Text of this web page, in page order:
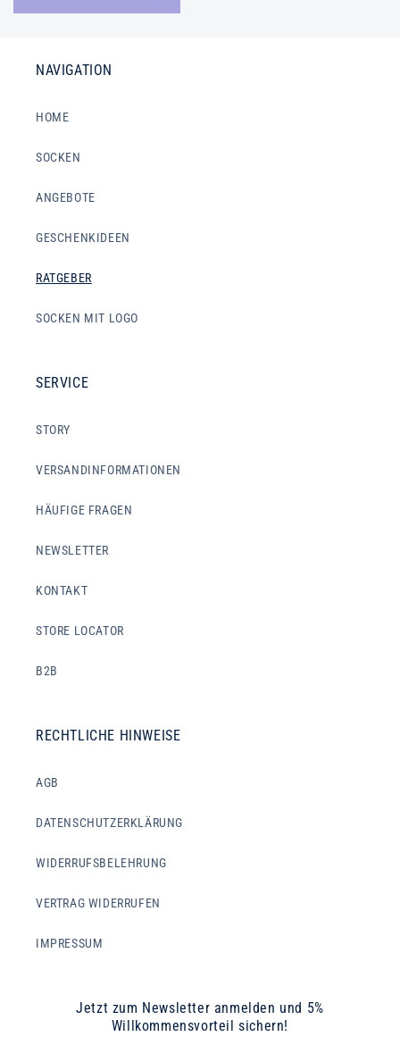
NAVIGATION
HOME
SOCKEN
ANGEBOTE
GESCHENKIDEEN
RATGEBER
SOCKEN MIT LOGO
SERVICE
STORY
VERSANDINFORMATIONEN
HÄUFIGE FRAGEN
NEWSLETTER
KONTAKT
STORE LOCATOR
B2B
RECHTLICHE HINWEISE
AGB
DATENSCHUTZERKLÄRUNG
WIDERRUFSBELEHRUNG
VERTRAG WIDERRUFEN
IMPRESSUM
Jetzt zum Newsletter anmelden und 5%
Willkommensvorteil sichern!